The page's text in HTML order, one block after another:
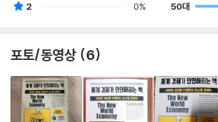
2
0%
50대
포토/동영상 (6)